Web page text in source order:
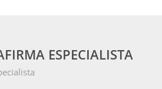
ESPECIALISTA